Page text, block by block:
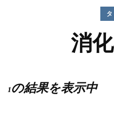
消
1の結果を表示中